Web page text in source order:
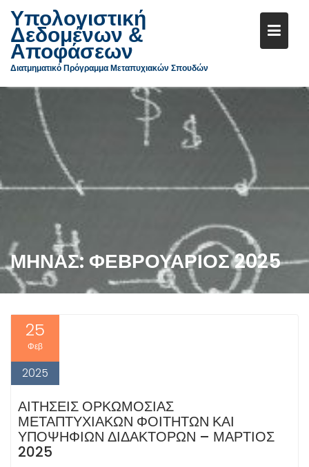
Μεταπηδήστε
περιεχόμενο
Υπολογιστική
Δεδομένων &
Αποφάσεων
Διατμηματικό Πρόγραμμα Μεταπυχιακών Σπουδών
ΜΉΝΑΣ: ΦΕΒΡΟΥΆΡΙΟΣ 2025
25
Φεβ
2025
ΑΙΤΉΣΕΙΣ ΟΡΚΩΜΟΣΊΑΣ
ΜΕΤΑΠΤΥΧΙΑΚΏΝ ΦΟΙΤΗΤΏΝ ΚΑΙ
ΥΠΟΨΉΦΙΩΝ ΔΙΔΑΚΤΌΡΩΝ – ΜΆΡΤΙΟΣ
2025